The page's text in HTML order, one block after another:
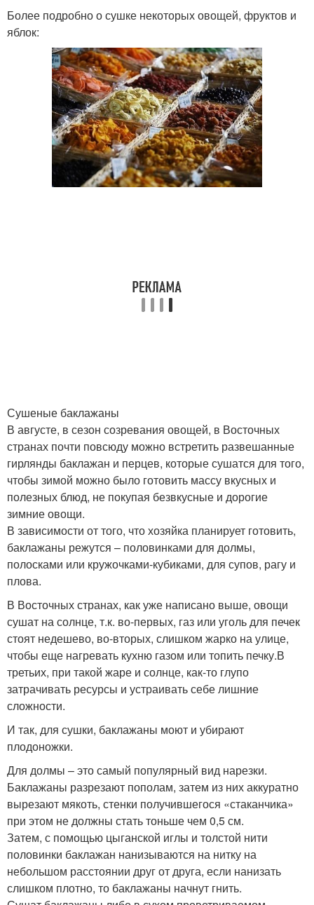
Более подробно о сушке некоторых овощей, фруктов и
яблок:
Сушеные баклажаны
В августе, в сезон созревания овощей, в Восточных
странах почти повсюду можно встретить развешанные
гирлянды баклажан и перцев, которые сушатся для того,
чтобы зимой можно было готовить массу вкусных и
полезных блюд, не покупая безвкусные и дорогие
зимние овощи.
В зависимости от того, что хозяйка планирует готовить,
баклажаны режутся – половинками для долмы,
полосками или кружочками-кубиками, для супов, рагу и
плова.
В Восточных странах, как уже написано выше, овощи
сушат на солнце, т.к. во-первых, газ или уголь для печек
стоят недешево, во-вторых, слишком жарко на улице,
чтобы еще нагревать кухню газом или топить печку.В
третьих, при такой жаре и солнце, как-то глупо
затрачивать ресурсы и устраивать себе лишние
сложности.
И так, для сушки, баклажаны моют и убирают
плодоножки.
Для долмы – это самый популярный вид нарезки.
Баклажаны разрезают пополам, затем из них аккуратно
вырезают мякоть, стенки получившегося «стаканчика»
при этом не должны стать тоньше чем 0,5 см.
Затем, с помощью цыганской иглы и толстой нити
половинки баклажан нанизываются на нитку на
небольшом расстоянии друг от друга, если нанизать
слишком плотно, то баклажаны начнут гнить.